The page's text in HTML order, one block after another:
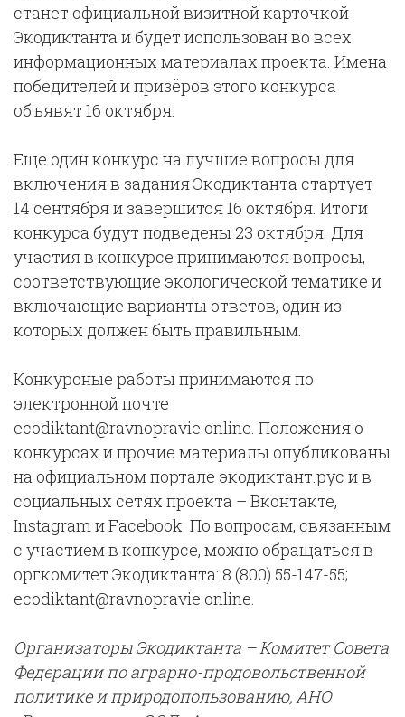
станет официальной визитной карточкой
Экодиктанта и будет использован во всех
информационных материалах проекта. Имена
победителей и призёров этого конкурса
объявят 16 октября.
Еще один конкурс на лучшие вопросы для
включения в задания Экодиктанта стартует
14 сентября и завершится 16 октября. Итоги
конкурса будут подведены 23 октября. Для
участия в конкурсе принимаются вопросы,
соответствующие экологической тематике и
включающие варианты ответов, один из
которых должен быть правильным.
Конкурсные работы принимаются по
электронной почте
ecodiktant@ravnopravie.online. Положения о
конкурсах и прочие материалы опубликованы
на официальном портале экодиктант.рус и в
социальных сетях проекта – Вконтакте,
Instagram и Facebook. По вопросам, связанным
с участием в конкурсе, можно обращаться в
оргкомитет Экодиктанта: 8 (800) 55-147-55;
ecodiktant@ravnopravie.online.
Организаторы Экодиктанта – Комитет Совета
Федерации по аграрно-продовольственной
политике и природопользованию, АНО